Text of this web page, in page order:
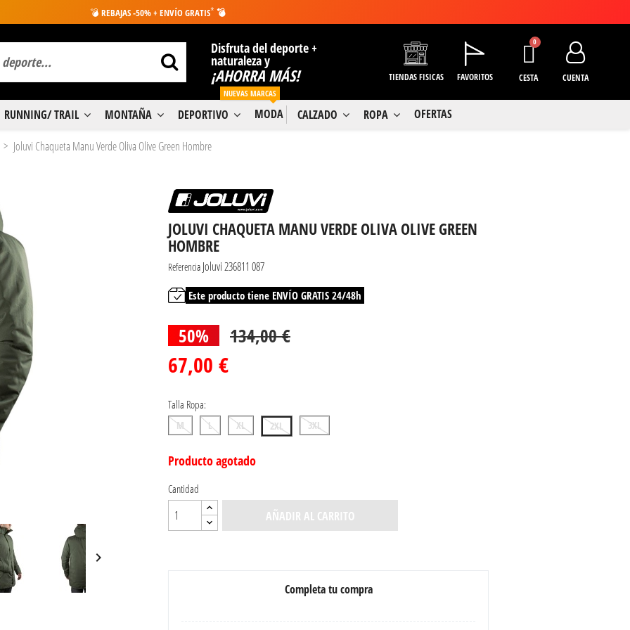
💣 REBAJAS -50% + ENVÍO GRATIS* 💣
Disfruta del deporte +
naturaleza y
¡AHORRA MÁS! TIENDAS FISICAS FAVORITOS CESTA CUENTA
RUNNING/ TRAIL MONTAÑA DEPORTIVO MODA
NUEVAS MARCAS
CALZADO ROPA OFERTAS
Joluvi Chaqueta Manu Verde Oliva Olive Green Hombre

JOLUVI CHAQUETA MANU VERDE OLIVA OLIVE GREEN
HOMBRE
Referencia Joluvi 236811 087
Este producto tiene ENVÍO GRATIS 24/48h
50% 134,00 €
67,00 €
Talla Ropa:
M L XL 2XL 3XL
Producto agotado
Cantidad
AÑADIR AL CARRITO
Completa tu compra